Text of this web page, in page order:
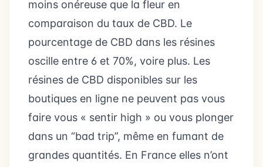
moins onéreuse que la fleur en
comparaison du taux de CBD. Le
pourcentage de CBD dans les résines
oscille entre 6 et 70%, voire plus. Les
résines de CBD disponibles sur les
boutiques en ligne ne peuvent pas vous
faire vous « sentir high » ou vous plonger
dans un “bad trip”, même en fumant de
grandes quantités. En France elles n’ont